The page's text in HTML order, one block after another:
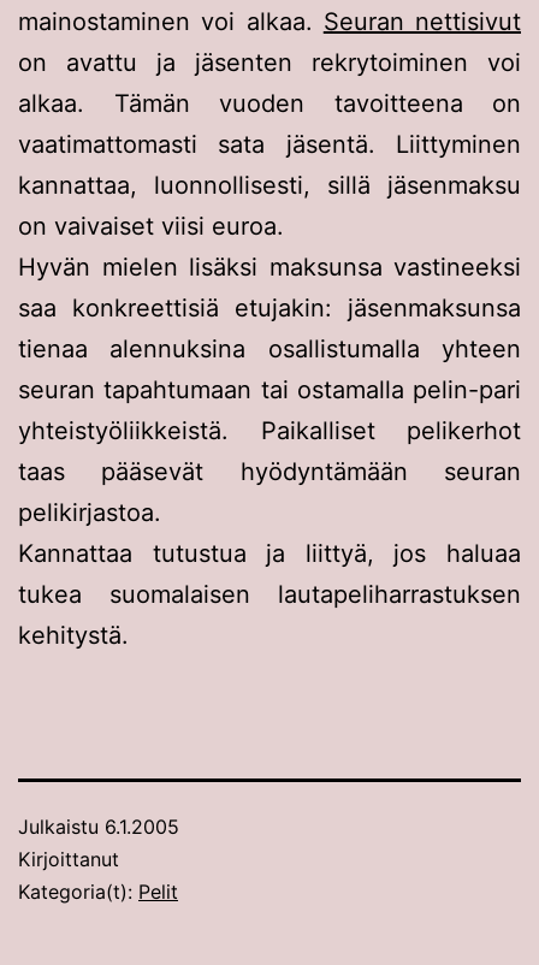
mainostaminen voi alkaa. Seuran nettisivut
on avattu ja jäsenten rekrytoiminen voi
alkaa. Tämän vuoden tavoitteena on
vaatimattomasti sata jäsentä. Liittyminen
kannattaa, luonnollisesti, sillä jäsenmaksu
on vaivaiset viisi euroa.
Hyvän mielen lisäksi maksunsa vastineeksi
saa konkreettisiä etujakin: jäsenmaksunsa
tienaa alennuksina osallistumalla yhteen
seuran tapahtumaan tai ostamalla pelin-pari
yhteistyöliikkeistä. Paikalliset pelikerhot
taas pääsevät hyödyntämään seuran
pelikirjastoa.
Kannattaa tutustua ja liittyä, jos haluaa
tukea suomalaisen lautapeliharrastuksen
kehitystä.
Julkaistu 6.1.2005
Kirjoittanut
Kategoria(t): Pelit